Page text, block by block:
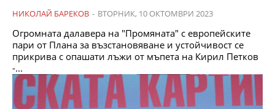
НИКОЛАЙ БАРЕКОВ - ВТОРНИК, 10 ОКТОМВРИ 2023
Огромната далавера на "Промяната" с европейските
пари от Плана за възстановяване и устойчивост се
прикрива с опашати лъжи от мъпета на Кирил Петков
-...